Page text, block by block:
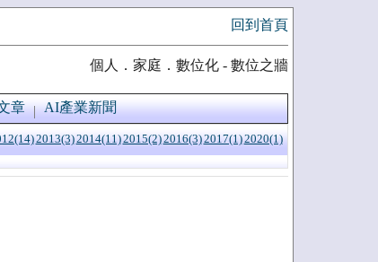
回到首頁
個人．家庭．數位化 - 數位之牆
章 AI產業新聞
2013(3)2014(11)2015(2)2016(3)2017(1)2020(1)